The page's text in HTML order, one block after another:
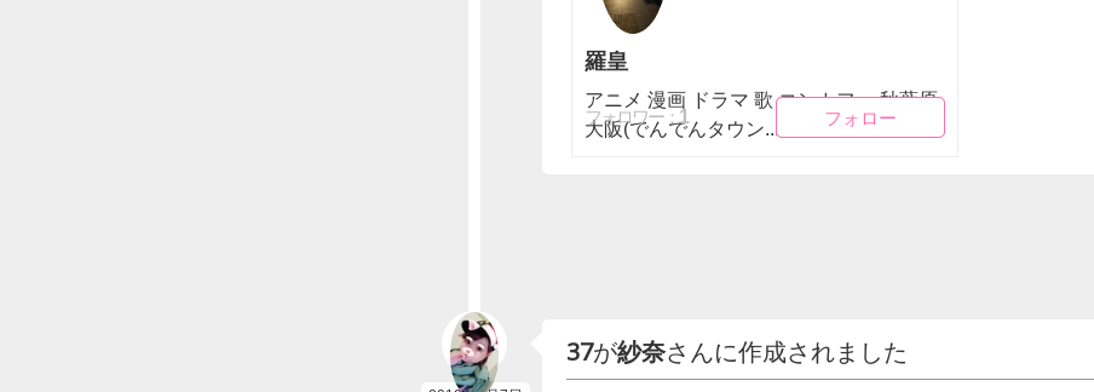
羅皇
アニメ 漫画 ドラマ 歌 コンカフェ 秋葉原
大阪(でんでんタウン...
フォロー
フォロー
フォロワー： 1
37が紗奈さんに作成されました